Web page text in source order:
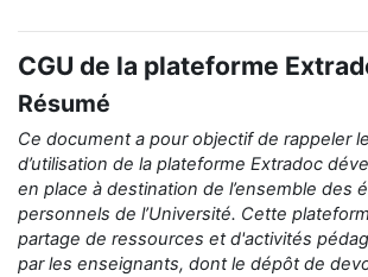
CGU de la plateforme
Résumé
Ce document a pour objectif de rappeler
d’utilisation de la plateforme Extradoc
en place à destination de l’ensemble des
personnels de l’Université. Cette
partage de ressources et d'activités
par les enseignants, dont le dépôt de